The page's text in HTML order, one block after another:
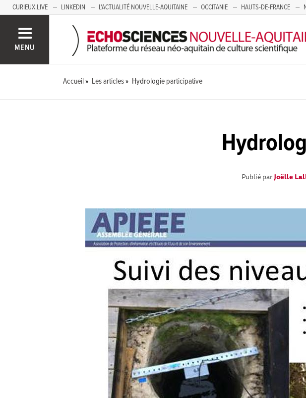
CURIEUX.LIVE LINKEDIN L'ACTUALITÉ NOUVELLE-AQUITAINE OCCITANIE HAUTS-DE-FRANCE
MENU
Accueil Les articles Hydrologie participative
Publié parJoëlle